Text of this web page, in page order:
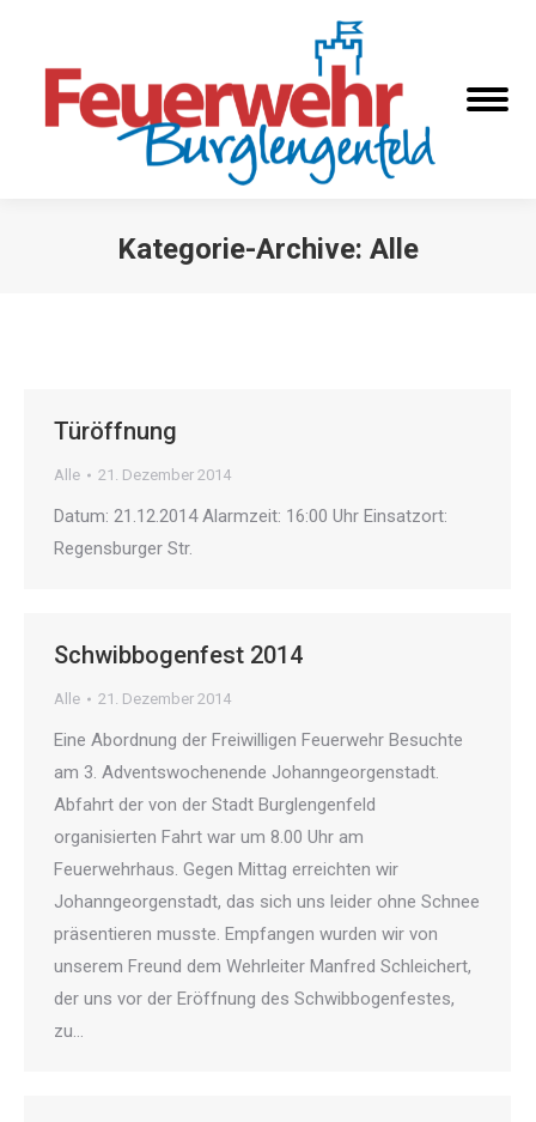
Kategorie-Archive: Alle
Türöffnung
Alle 21. Dezember 2014
Datum: 21.12.2014 Alarmzeit: 16:00 Uhr Einsatzort:
Regensburger Str.
Schwibbogenfest 2014
Alle 21. Dezember 2014
Eine Abordnung der Freiwilligen Feuerwehr Besuchte
am 3. Adventswochenende Johanngeorgenstadt.
Abfahrt der von der Stadt Burglengenfeld
organisierten Fahrt war um 8.00 Uhr am
Feuerwehrhaus. Gegen Mittag erreichten wir
Johanngeorgenstadt, das sich uns leider ohne Schnee
präsentieren musste. Empfangen wurden wir von
unserem Freund dem Wehrleiter Manfred Schleichert,
der uns vor der Eröffnung des Schwibbogenfestes,
zu…